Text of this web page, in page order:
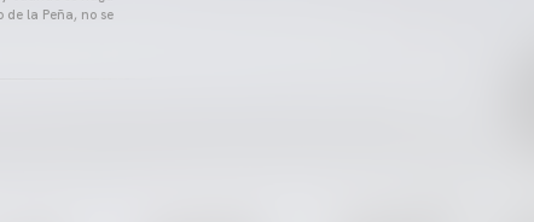
la Peña, no se